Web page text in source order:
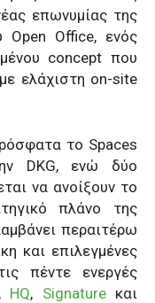
επωνυμίας της
Open Office, ενός
concept που
ελάχιστη on-site
το Spaces
DKG, ενώ δύο
να ανοίξουν το
πλάνο της
περαιτέρω
και επιλεγμένες
πέντε ενεργές
, HQ, Signatureκαι